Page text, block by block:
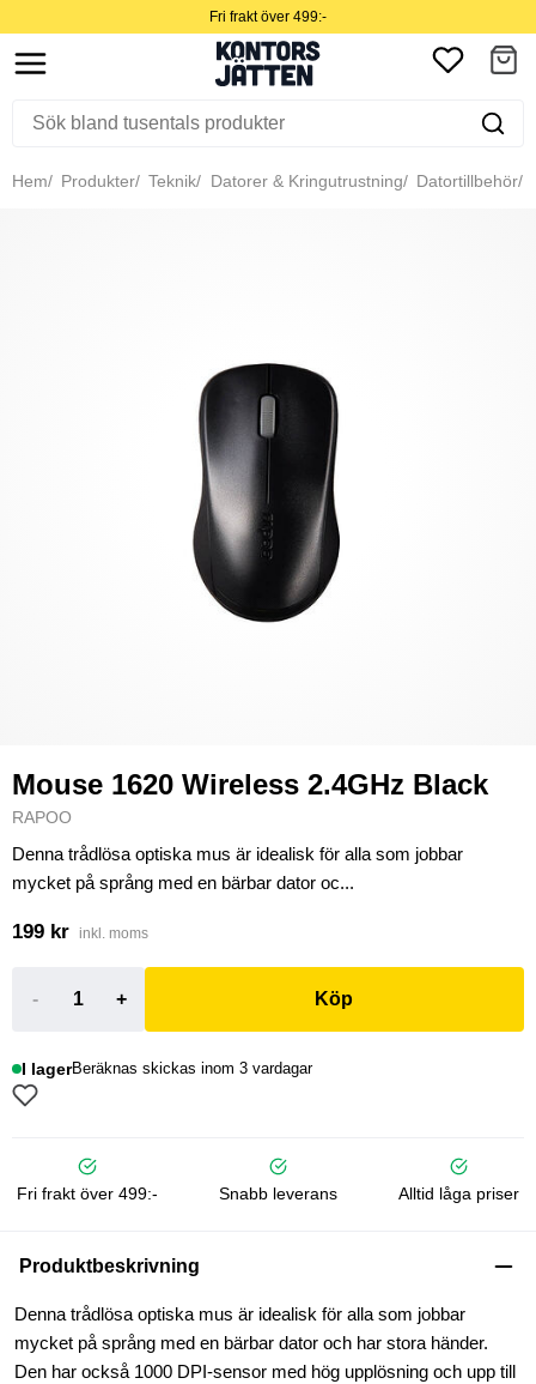
Fri frakt över 499:-
Hem Produkter Teknik Datorer & Kringutrustning Datortillbehör
Mouse 1620 Wireless 2.4GHz Black
RAPOO
Denna trådlösa optiska mus är idealisk för alla som jobbar
mycket på språng med en bärbar dator oc...
199 kr inkl. moms
- + Köp
I lagerBeräknas skickas inom 3 vardagar
Fri frakt över 499:- Snabb leverans Alltid låga priser
Produktbeskrivning
Denna trådlösa optiska mus är idealisk för alla som jobbar
mycket på språng med en bärbar dator och har stora händer.
Den har också 1000 DPI-sensor med hög upplösning och upp till